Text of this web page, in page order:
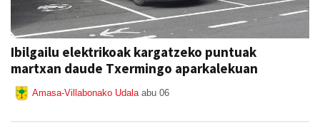
Ibilgailu elektrikoak kargatzeko puntuak
martxan daude Txermingo aparkalekuan
Amasa-Villabonako Udala abu 06